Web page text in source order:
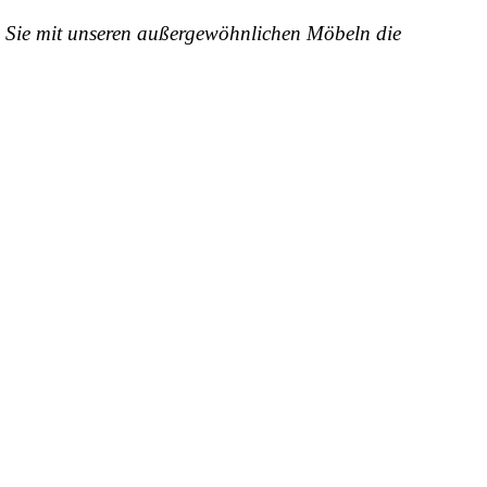
mit unseren außergewöhnlichen Möbeln die